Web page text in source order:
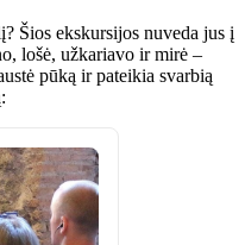
Šios ekskursijos nuveda jus į
lošė, užkariavo ir mirė –
pūką ir pateikia svarbią